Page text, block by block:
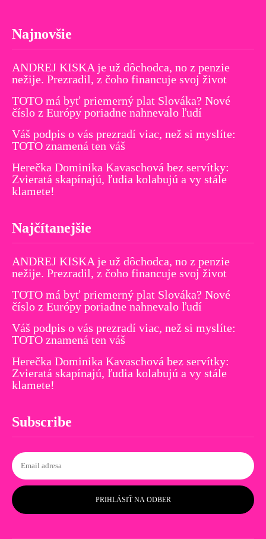
Najnovšie
ANDREJ KISKA je už dôchodca, no z penzie
nežije. Prezradil, z čoho financuje svoj život
TOTO má byť priemerný plat Slováka? Nové
číslo z Európy poriadne nahnevalo ľudí
Váš podpis o vás prezradí viac, než si myslíte:
TOTO znamená ten váš
Herečka Dominika Kavaschová bez servítky:
Zvieratá skapínajú, ľudia kolabujú a vy stále
klamete!
Najčítanejšie
ANDREJ KISKA je už dôchodca, no z penzie
nežije. Prezradil, z čoho financuje svoj život
TOTO má byť priemerný plat Slováka? Nové
číslo z Európy poriadne nahnevalo ľudí
Váš podpis o vás prezradí viac, než si myslíte:
TOTO znamená ten váš
Herečka Dominika Kavaschová bez servítky:
Zvieratá skapínajú, ľudia kolabujú a vy stále
klamete!
Subscribe
PRIHLÁSIŤ NA ODBER